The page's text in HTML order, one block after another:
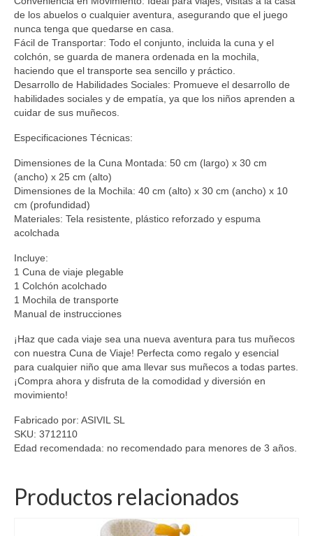
de los abuelos o cualquier aventura, asegurando que el juego
nunca tenga que quedarse en casa.
Fácil de Transportar: Todo el conjunto, incluida la cuna y el
colchón, se guarda de manera ordenada en la mochila,
haciendo que el transporte sea sencillo y práctico.
Desarrollo de Habilidades Sociales: Promueve el desarrollo de
habilidades sociales y de empatía, ya que los niños aprenden a
cuidar de sus muñecos.
Especificaciones Técnicas:
Dimensiones de la Cuna Montada: 50 cm (largo) x 30 cm
(ancho) x 25 cm (alto)
Dimensiones de la Mochila: 40 cm (alto) x 30 cm (ancho) x 10
cm (profundidad)
Materiales: Tela resistente, plástico reforzado y espuma
acolchada
Incluye:
1 Cuna de viaje plegable
1 Colchón acolchado
1 Mochila de transporte
Manual de instrucciones
¡Haz que cada viaje sea una nueva aventura para tus muñecos
con nuestra Cuna de Viaje! Perfecta como regalo y esencial
para cualquier niño que ama llevar sus muñecos a todas partes.
¡Compra ahora y disfruta de la comodidad y diversión en
movimiento!
Fabricado por: ASIVIL SL
SKU: 3712110
Edad recomendada: no recomendado para menores de 3 años.
Productos relacionados